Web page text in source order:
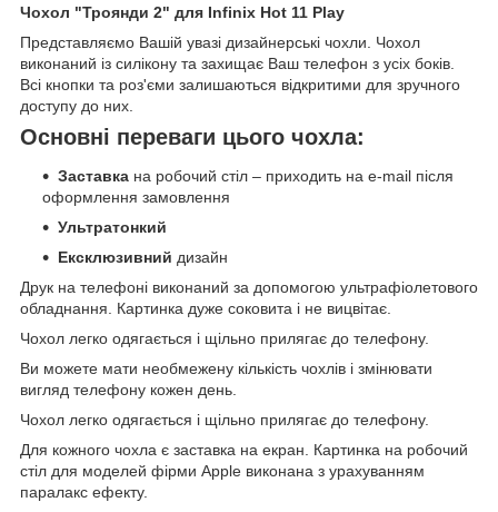
Чохол "Троянди 2" для Infinix Hot 11 Play
Представляємо Вашій увазі дизайнерські чохли. Чохол
виконаний із силікону та захищає Ваш телефон з усіх боків.
Всі кнопки та роз'єми залишаються відкритими для зручного
доступу до них.
Основні переваги цього чохла:
Заставка на робочий стіл – приходить на e-mail після
оформлення замовлення
Ультратонкий
Ексклюзивний дизайн
Друк на телефоні виконаний за допомогою ультрафіолетового
обладнання. Картинка дуже соковита і не вицвітає.
Чохол легко одягається і щільно прилягає до телефону.
Ви можете мати необмежену кількість чохлів і змінювати
вигляд телефону кожен день.
Чохол легко одягається і щільно прилягає до телефону.
Для кожного чохла є заставка на екран. Картинка на робочий
стіл для моделей фірми Apple виконана з урахуванням
паралакс ефекту.